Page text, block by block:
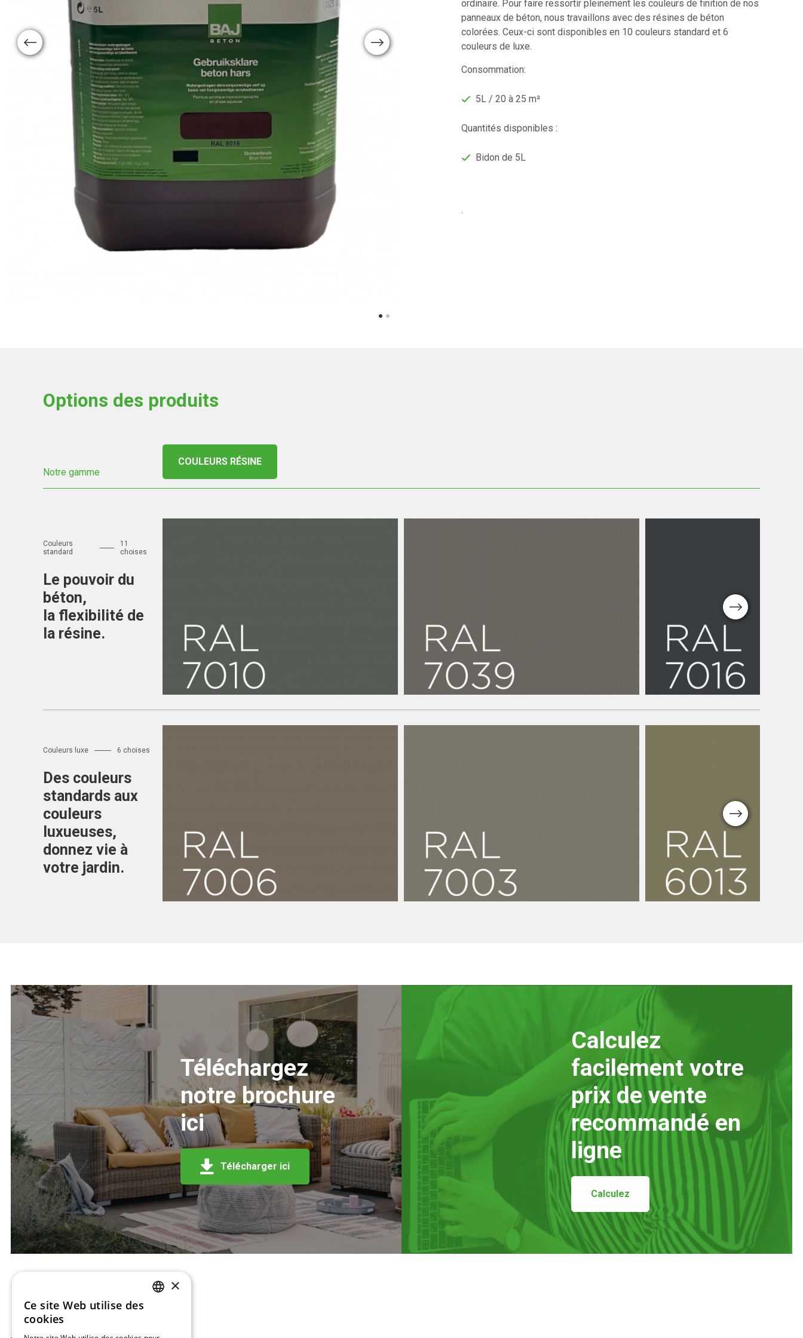
Previous Next
ordinaire. Pour faire ressortir pleinement les couleurs de finition de nos
panneaux de béton, nous travaillons avec des résines de béton
colorées. Ceux-ci sont disponibles en 10 couleurs standard et 6
couleurs de luxe.
Consommation:
5L / 20 à 25 m²
Quantités disponibles :
Bidon de 5L
.
Options des produits
Notre gamme
COULEURS RÉSINE
Couleurs
standard
11
choises
Le pouvoir du
béton,
la flexibilité de
la résine.
Couleurs standard
Résine pour béton Standard
RAL7010
Couleurs standard
Résine pour béton Standard
RAL7039
Couleurs standard
Résine de béton
RAL 7016
Next
Couleurs luxe 6 choises
Des couleurs
standards aux
couleurs
luxueuses,
donnez vie à
votre jardin.
Couleurs luxe
Résine de béton Luxe
RAL7006
Couleurs luxe
Résine de béton Luxe RAL
7003
Couleurs luxe
Résine de béton
6013
Next
Téléchargez
notre brochure
ici
Télécharger ici
Calculez
facilement votre
prix de vente
recommandé en
ligne
Calculez
×
Ce site Web utilise des
cookies